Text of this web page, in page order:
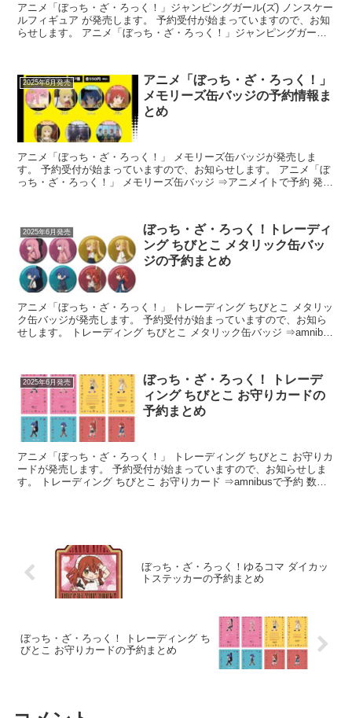
アニメ「ぼっち・ざ・ろっく！」ジャンピングガール(ズ) ノンスケー
ルフィギュア が発売します。 予約受付が始まっていますので、お知
らせします。 アニメ「ぼっち・ざ・ろっく！」ジャンピングガール
2025年6月発売
アニメ「ぼっち・ざ・ろっく！」
メモリーズ缶バッジの予約情報ま
とめ
アニメ「ぼっち・ざ・ろっく！」 メモリーズ缶バッジが発売しま
す。 予約受付が始まっていますので、お知らせします。 アニメ「ぼ
っち・ざ・ろっく！」 メモリーズ缶バッジ ⇒アニメイトで予約 発売
2025年6月発売
ぼっち・ざ・ろっく！トレーディ
ング ちびとこ メタリック缶バッ
ジの予約まとめ
アニメ「ぼっち・ざ・ろっく！」 トレーディング ちびとこ メタリッ
ク缶バッジが発売します。 予約受付が始まっていますので、お知ら
せします。 トレーディング ちびとこ メタリック缶バッジ ⇒amnibus
2025年6月発売
ぼっち・ざ・ろっく！ トレーデ
ィング ちびとこ お守りカードの
予約まとめ
アニメ「ぼっち・ざ・ろっく！」 トレーディング ちびとこ お守りカ
ードが発売します。 予約受付が始まっていますので、お知らせしま
す。 トレーディング ちびとこ お守りカード ⇒amnibusで予約 数量
ぼっち・ざ・ろっく！ゆるコマ ダイカッ
トステッカーの予約まとめ
ぼっち・ざ・ろっく！ トレーディング ち
びとこ お守りカードの予約まとめ